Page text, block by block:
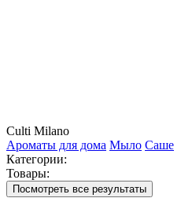
Culti Milano
Ароматы для дома Мыло Саше
Категории:
Товары:
Посмотреть все результаты